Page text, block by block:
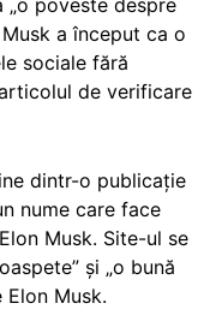
„o poveste despre
a început ca o
sociale fără
de verificare
dintr-o publicație
nume care face
Musk. Site-ul se
și „o bună
Musk.